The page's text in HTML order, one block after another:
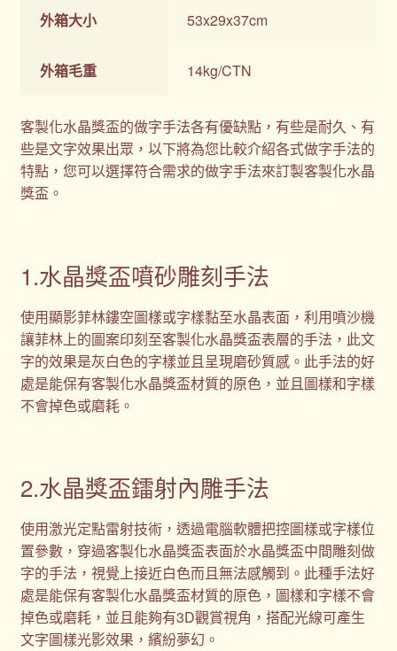
外箱大小 53x29x37cm
外箱毛重 14kg/CTN
客製化水晶獎盃的做字手法各有優缺點，有些是耐久、有
些是文字效果出眾，以下將為您比較介紹各式做字手法的
特點，您可以選擇符合需求的做字手法來訂製客製化水晶
獎盃。
1.水晶獎盃噴砂雕刻手法
使用顯影菲林鏤空圖樣或字樣黏至水晶表面，利用噴沙機
讓菲林上的圖案印刻至客製化水晶獎盃表層的手法，此文
字的效果是灰白色的字樣並且呈現磨砂質感。此手法的好
處是能保有客製化水晶獎盃材質的原色，並且圖樣和字樣
不會掉色或磨耗。
2.水晶獎盃鐳射內雕手法
使用激光定點雷射技術，透過電腦軟體把控圖樣或字樣位
置參數，穿過客製化水晶獎盃表面於水晶獎盃中間雕刻做
字的手法，視覺上接近白色而且無法感觸到。此種手法好
處是能保有客製化水晶獎盃材質的原色，圖樣和字樣不會
掉色或磨耗，並且能夠有3D觀賞視角，搭配光線可產生
文字圖樣光影效果，繽紛夢幻。